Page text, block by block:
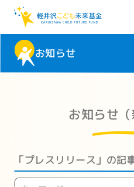
お知らせ
お知らせ（
「プレスリリース」の記